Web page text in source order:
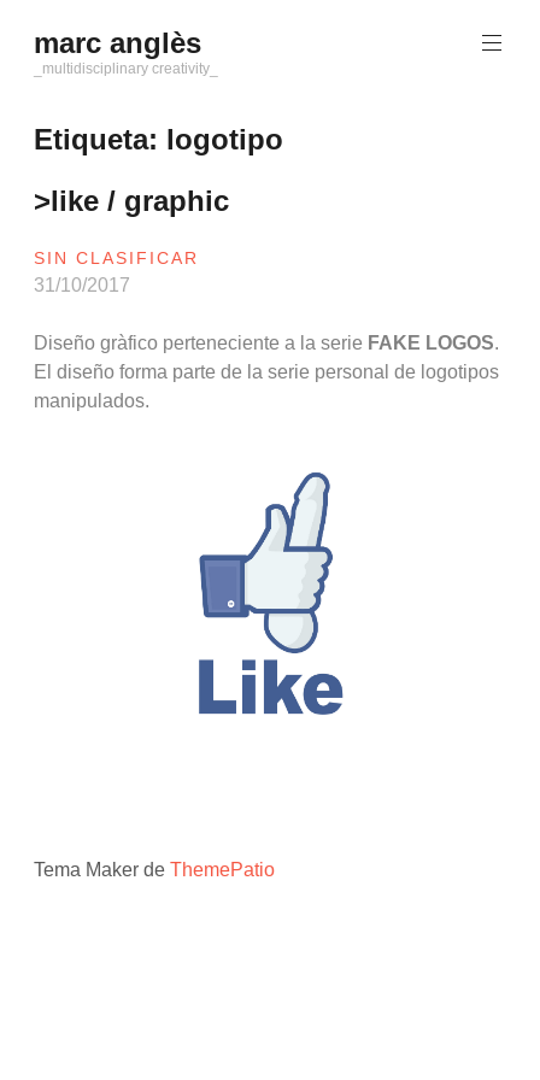
al
contenido
marc anglès
_multidisciplinary creativity_
Etiqueta: logotipo
>like / graphic
SIN CLASIFICAR
31/10/2017
Diseño gràfico perteneciente a la serie FAKE LOGOS.
El diseño forma parte de la serie personal de logotipos
manipulados.
Tema Maker deThemePatio